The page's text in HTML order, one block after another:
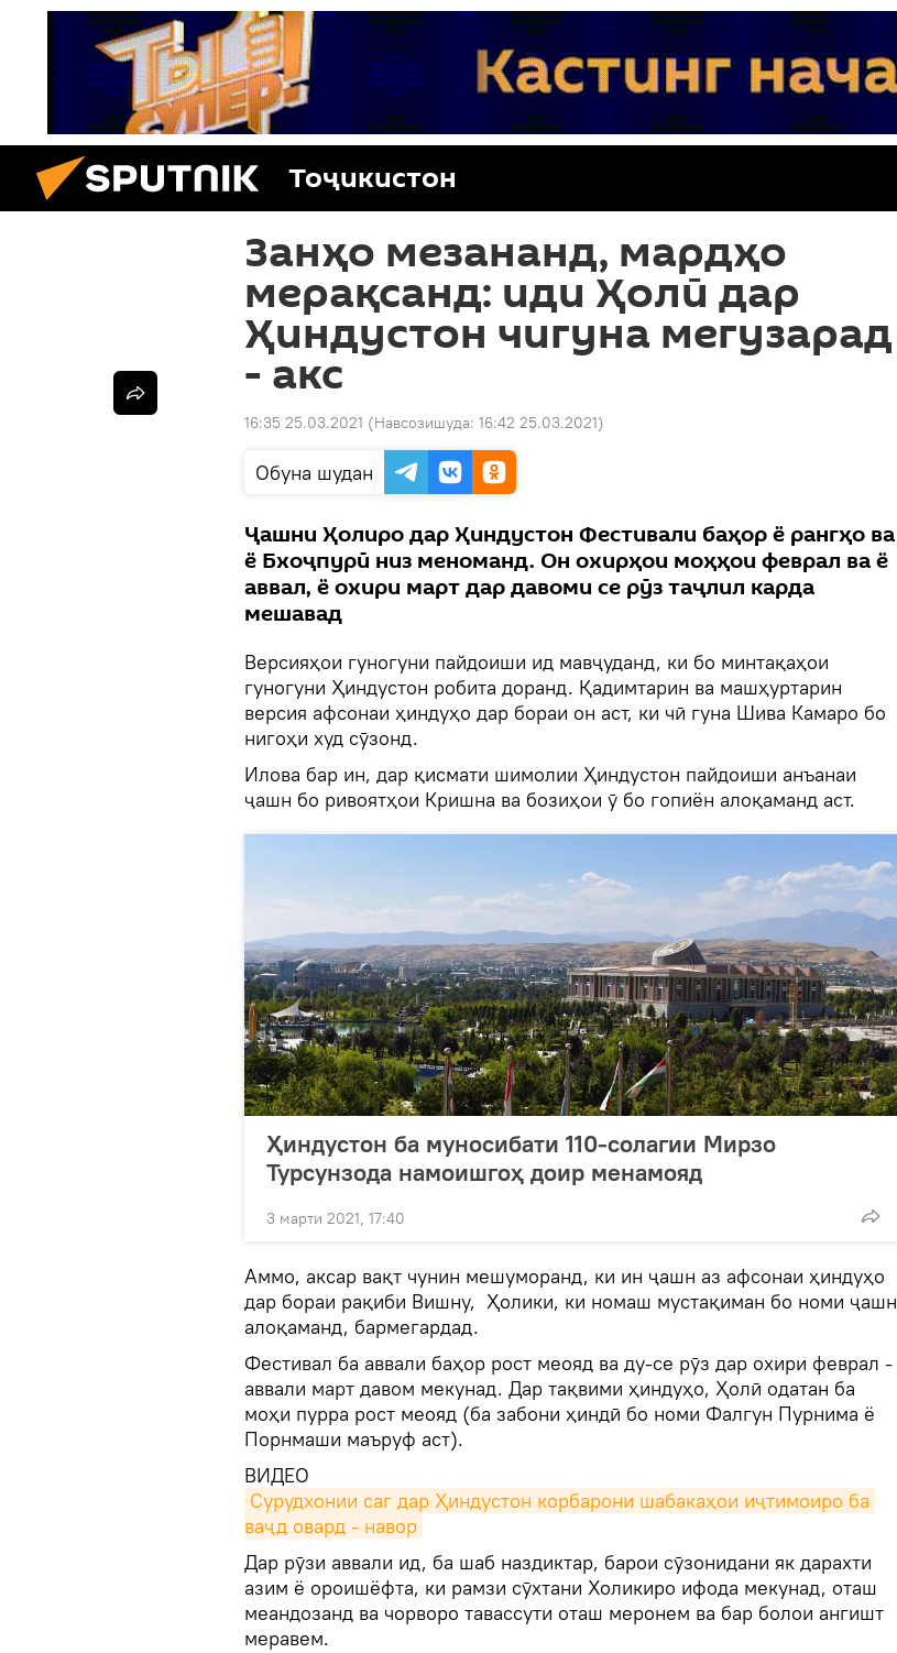
Тоҷикистон
Занҳо мезананд, мардҳо
мерақсанд: иди Ҳолӣ дар
Ҳиндустон чигуна мегузарад
- акс
16:35 25.03.2021 (Навсозишуда: 16:42 25.03.2021)
Обуна шудан
Ҷашни Ҳолиро дар Ҳиндустон Фестивали баҳор ё рангҳо ва
ё Бхоҷпурӣ низ меноманд. Он охирҳои моҳҳои феврал ва ё
аввал, ё охири март дар давоми се рӯз таҷлил карда
мешавад
Версияҳои гуногуни пайдоиши ид мавҷуданд, ки бо минтақаҳои
гуногуни Ҳиндустон робита доранд. Қадимтарин ва машҳуртарин
версия афсонаи ҳиндуҳо дар бораи он аст, ки чӣ гуна Шива Камаро бо
нигоҳи худ сӯзонд.
Илова бар ин, дар қисмати шимолии Ҳиндустон пайдоиши анъанаи
ҷашн бо ривоятҳои Кришна ва бозиҳои ӯ бо гопиён алоқаманд аст.
Ҳиндустон ба муносибати 110-солагии Мирзо
Турсунзода намоишгоҳ доир менамояд
3 марти 2021, 17:40
Аммо, аксар вақт чунин мешуморанд, ки ин ҷашн аз афсонаи ҳиндуҳо
дар бораи рақиби Вишну, Ҳолики, ки номаш мустақиман бо номи ҷашн
алоқаманд, бармегардад.
Фестивал ба аввали баҳор рост меояд ва ду-се рӯз дар охири феврал -
аввали март давом мекунад. Дар тақвими ҳиндуҳо, Ҳолӣ одатан ба
моҳи пурра рост меояд (ба забони ҳиндӣ бо номи Фалгун Пурнима ё
Порнмаши маъруф аст).
ВИДЕО
Сурудхонии саг дар Ҳиндустон корбарони шабакаҳои иҷтимоиро ба
ваҷд овард - навор
Дар рӯзи аввали ид, ба шаб наздиктар, барои сӯзонидани як дарахти
азим ё ороишёфта, ки рамзи сӯхтани Холикиро ифода мекунад, оташ
меандозанд ва чорворо тавассути оташ меронем ва бар болои ангишт
меравем.